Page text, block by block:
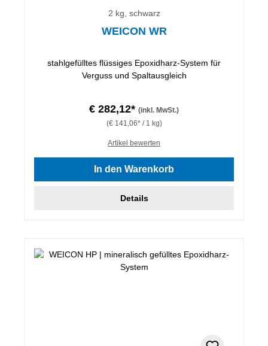
2 kg, schwarz
WEICON WR
stahlgefülltes flüssiges Epoxidharz-System für
Verguss und Spaltausgleich
€ 282,12* (inkl. MwSt.)
(€ 141,06* / 1 kg)
Artikel bewerten
In den Warenkorb
Details